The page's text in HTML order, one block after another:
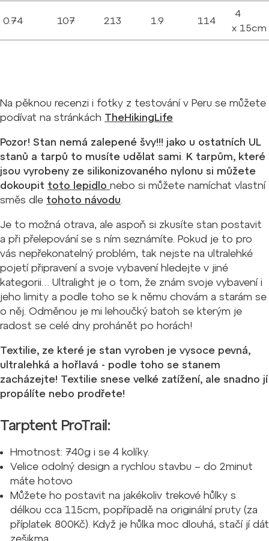
0.74 107 213 1.9 114
4
x 15cm
Na pěknou recenzi i fotky z testování v Peru se můžete
podívat na stránkách TheHikingLife
Pozor! Stan nemá zalepené švy!!! jako u ostatních UL
stanů a tarpů to musíte udělat sami. K tarpům, které
jsou vyrobeny ze silikonizovaného nylonu si můžete
dokoupit toto lepidlo nebo si můžete namíchat vlastní
směs dle tohoto návodu.
Je to možná otrava, ale aspoň si zkusíte stan postavit
a při přelepování se s ním seznámíte. Pokud je to pro
vás nepřekonatelný problém, tak nejste na ultralehké
pojetí připravení a svoje vybavení hledejte v jiné
kategorii… Ultralight je o tom, že znám svoje vybavení i
jeho limity a podle toho se k němu chovám a starám se
o něj. Odměnou je mi lehoučký batoh se kterým je
radost se celé dny prohánět po horách!
Textilie, ze které je stan vyroben je vysoce pevná,
ultralehká a hořlavá - podle toho se stanem
zacházejte! Textilie snese velké zatížení, ale snadno jí
propálíte nebo prodřete!
Tarptent ProTrail:
Hmotnost: 740g i se 4 kolíky.
Velice odolný design a rychlou stavbu – do 2minut
máte hotovo
Můžete ho postavit na jakékoliv trekové hůlky s
délkou cca 115cm, popřípadě na originální pruty (za
příplatek 800Kč). Když je hůlka moc dlouhá, stačí jí dát